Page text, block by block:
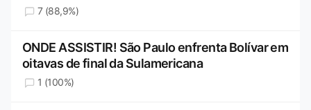
7 (88,9%)
ONDE ASSISTIR! São Paulo enfrenta Bolívar em
oitavas de final da Sulamericana
1 (100%)